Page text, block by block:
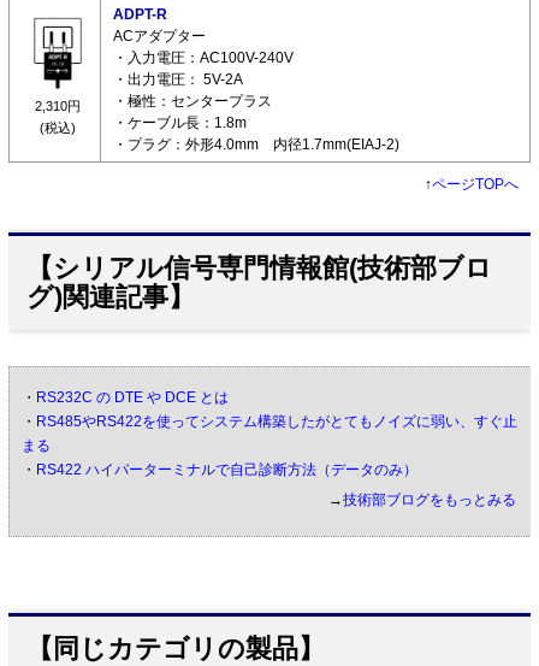
2,310円
(税込)
ADPT-R
ACアダプター
・入力電圧：AC100V-240V
・出力電圧： 5V-2A
・極性：センタープラス
・ケーブル長：1.8m
・プラグ：外形4.0mm 内径1.7mm(EIAJ-2)
↑ページTOPへ
【シリアル信号専門情報館(技術部ブロ
グ)関連記事】
・ RS232C の DTE や DCE とは
・ RS485やRS422を使ってシステム構築したがとてもノイズに弱い、すぐ止
まる
・ RS422 ハイパーターミナルで自己診断方法（データのみ）
→技術部ブログをもっとみる
【同じカテゴリの製品】